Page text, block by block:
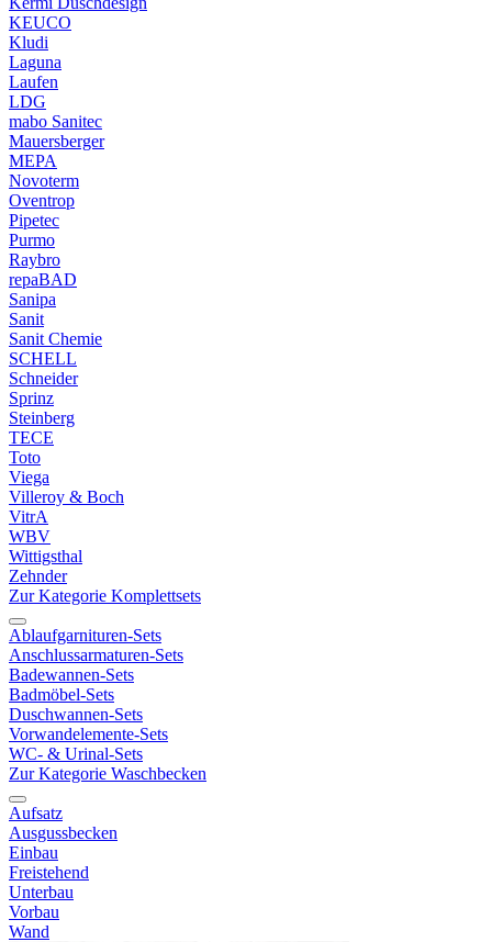
KEUCO
Kludi
Laguna
Laufen
LDG
mabo Sanitec
Mauersberger
MEPA
Novoterm
Oventrop
Pipetec
Purmo
Raybro
repaBAD
Sanipa
Sanit
Sanit Chemie
SCHELL
Schneider
Sprinz
Steinberg
TECE
Toto
Viega
Villeroy & Boch
VitrA
WBV
Wittigsthal
Zehnder
Zur Kategorie Komplettsets
Ablaufgarnituren-Sets
Anschlussarmaturen-Sets
Badewannen-Sets
Badmöbel-Sets
Duschwannen-Sets
Vorwandelemente-Sets
WC- & Urinal-Sets
Zur Kategorie Waschbecken
Aufsatz
Ausgussbecken
Einbau
Freistehend
Unterbau
Vorbau
Wand